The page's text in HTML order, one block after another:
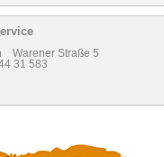
Warener Straße 5
31 583